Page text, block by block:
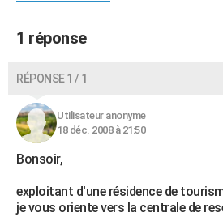
GUIDES D'ACHAT
BONS PLANS
CARTE DE VOEUX
Carte de Noël
Carte Bonne année
Carte Saint-Valentin
Carte Pâques
Carte d'anniversaire
DICTIONNAIRE
COPAINS D'AVANT
1 réponse
RÉPONSE 1 / 1
Utilisateur anonyme
18 déc. 2008 à 21:50
Bonsoir,
exploitant d'une résidence de
je vous oriente vers la centrale de